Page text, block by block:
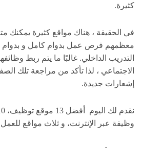
كثيرة.
في الحقيقة ، هناك مواقع كثيرة يمكنك
معظمهم فرص عمل بدوام كامل و بدوام
التدريب الداخلي. غالبًا ما يتم ربط
الاجتماعي ، لذا تأكد من مراجعة تلك
إشعارات جديدة.
وظيفة عبر الإنترنت، و ثلاث مواقع